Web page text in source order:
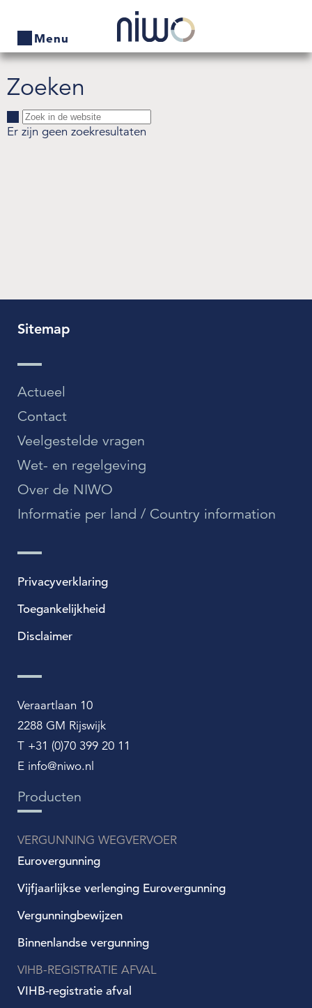
Menu
Home
Producten
Over de NIWO
Informatie per land / Country information
Inloggen
NIWO
Veraartlaan 10
T +31 (0)70 399 20 11
E info@niwo.nl
Zoeken
Er zijn geen zoekresultaten
Sitemap
Actueel
Contact
Veelgestelde vragen
Wet- en regelgeving
Over de NIWO
Informatie per land / Country information
Privacyverklaring
Toegankelijkheid
Disclaimer
Veraartlaan 10
2288 GM Rijswijk
T +31 (0)70 399 20 11
E info@niwo.nl
Producten
VERGUNNING WEGVERVOER
Eurovergunning
Vijfjaarlijkse verlenging Eurovergunning
Vergunningbewijzen
Binnenlandse vergunning
VIHB-REGISTRATIE AFVAL
VIHB-registratie afval